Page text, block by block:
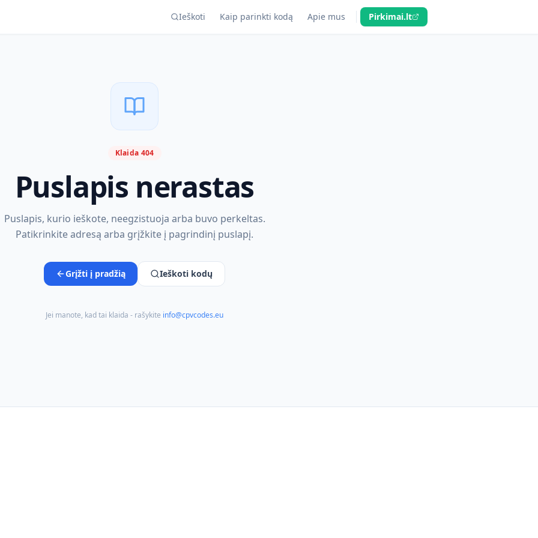
Ieškoti Kaip parinkti kodą Apie mus Pirkimai.lt
Klaida 404
Puslapis nerastas
Puslapis, kurio ieškote, neegzistuoja arba buvo perkeltas.
Patikrinkite adresą arba grįžkite į pagrindinį puslapį.
Grįžti į pradžią Ieškoti kodų
Jei manote, kad tai klaida - rašykite info@cpvcodes.eu